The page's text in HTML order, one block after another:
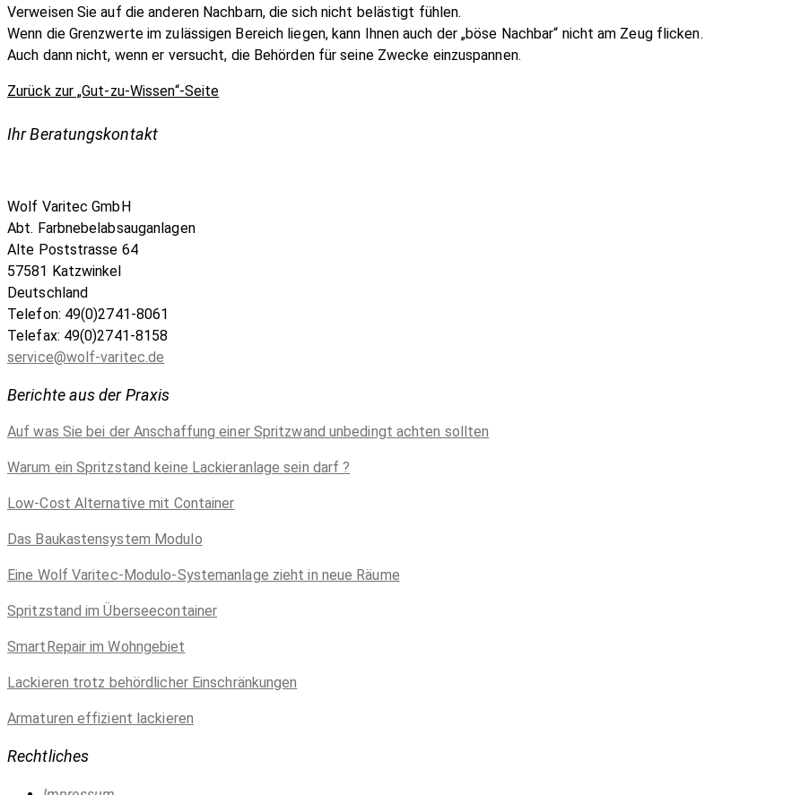
Verweisen Sie auf die anderen Nachbarn, die sich nicht belästigt fühlen.
Wenn die Grenzwerte im zulässigen Bereich liegen, kann Ihnen auch der „böse Nachbar“ nicht am Zeug flicken.
Auch dann nicht, wenn er versucht, die Behörden für seine Zwecke einzuspannen.
Zurück zur „Gut-zu-Wissen“-Seite
Ihr Beratungskontakt
Wolf Varitec GmbH
Abt. Farbnebelabsauganlagen
Alte Poststrasse 64
57581 Katzwinkel
Deutschland
Telefon: 49(0)2741-8061
Telefax: 49(0)2741-8158
service@wolf-varitec.de
Berichte aus der Praxis
Auf was Sie bei der Anschaffung einer Spritzwand unbedingt achten sollten
Warum ein Spritzstand keine Lackieranlage sein darf ?
Low-Cost Alternative mit Container
Das Baukastensystem Modulo
Eine Wolf Varitec-Modulo-Systemanlage zieht in neue Räume
Spritzstand im Überseecontainer
SmartRepair im Wohngebiet
Lackieren trotz behördlicher Einschränkungen
Armaturen effizient lackieren
Rechtliches